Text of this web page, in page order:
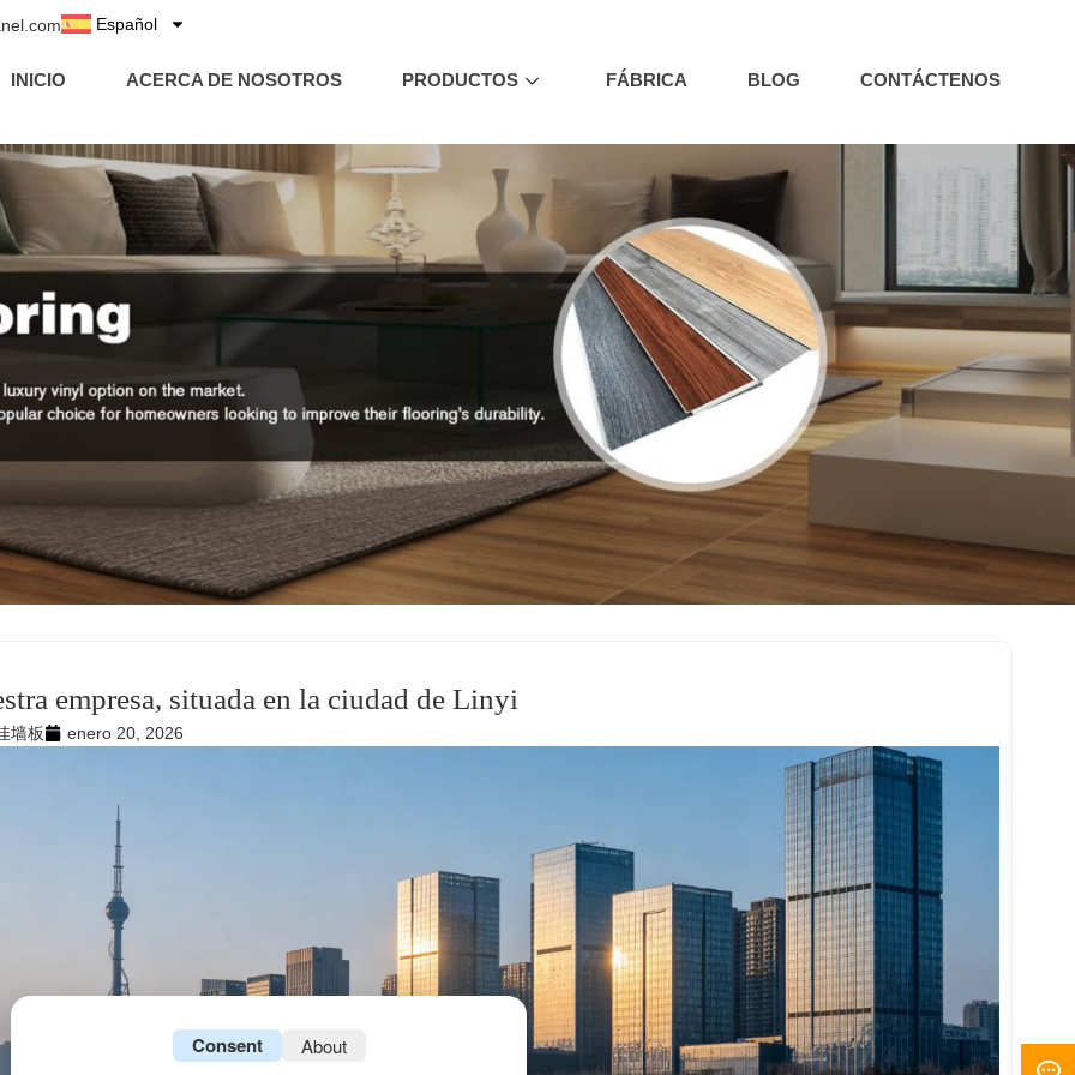
Español
INICIO ACERCA DE NOSOTROS PRODUCTOS FÁBRICA BLOG CONTÁCTENOS
empresa, situada en la ciudad de Linyi
墙板 enero 20, 2026
Consent About